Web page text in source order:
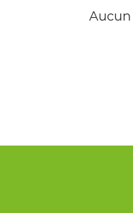
NATURE ET